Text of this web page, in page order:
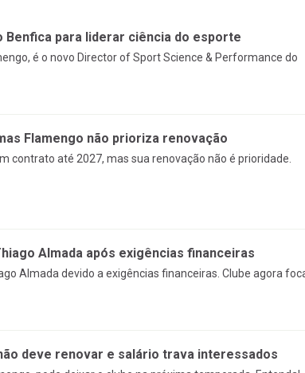
Benfica para liderar ciência do esporte
é o novo Director of Sport Science & Performance do
Flamengo não prioriza renovação
contrato até 2027, mas sua renovação não é prioridade.
Almada após exigências financeiras
Almada devido a exigências financeiras. Clube agora
deve renovar e salário trava interessados